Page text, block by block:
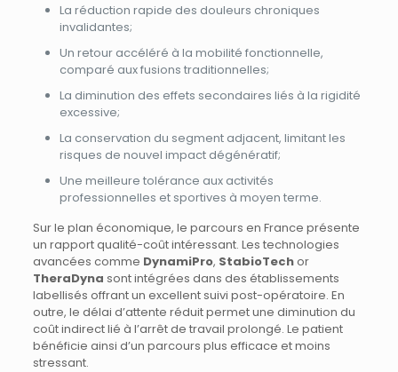
La réduction rapide des douleurs chroniques
invalidantes;
Un retour accéléré à la mobilité fonctionnelle,
comparé aux fusions traditionnelles;
La diminution des effets secondaires liés à la rigidité
excessive;
La conservation du segment adjacent, limitant les
risques de nouvel impact dégénératif;
Une meilleure tolérance aux activités
professionnelles et sportives à moyen terme.
Sur le plan économique, le parcours en France présente
un rapport qualité-coût intéressant. Les technologies
avancées comme DynamiPro, StabioTechor
TheraDyna sont intégrées dans des établissements
labellisés offrant un excellent suivi post-opératoire. En
outre, le délai d’attente réduit permet une diminution du
coût indirect lié à l’arrêt de travail prolongé. Le patient
bénéficie ainsi d’un parcours plus efficace et moins
stressant.